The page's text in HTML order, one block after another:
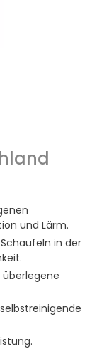
und Lärm.
in der